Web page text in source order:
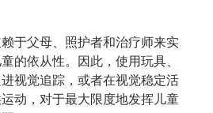
于父母、照护者和治疗师来实
的依从性。因此，使用玩具、
视觉追踪，或者在视觉稳定活
动，对于最大限度地发挥儿童